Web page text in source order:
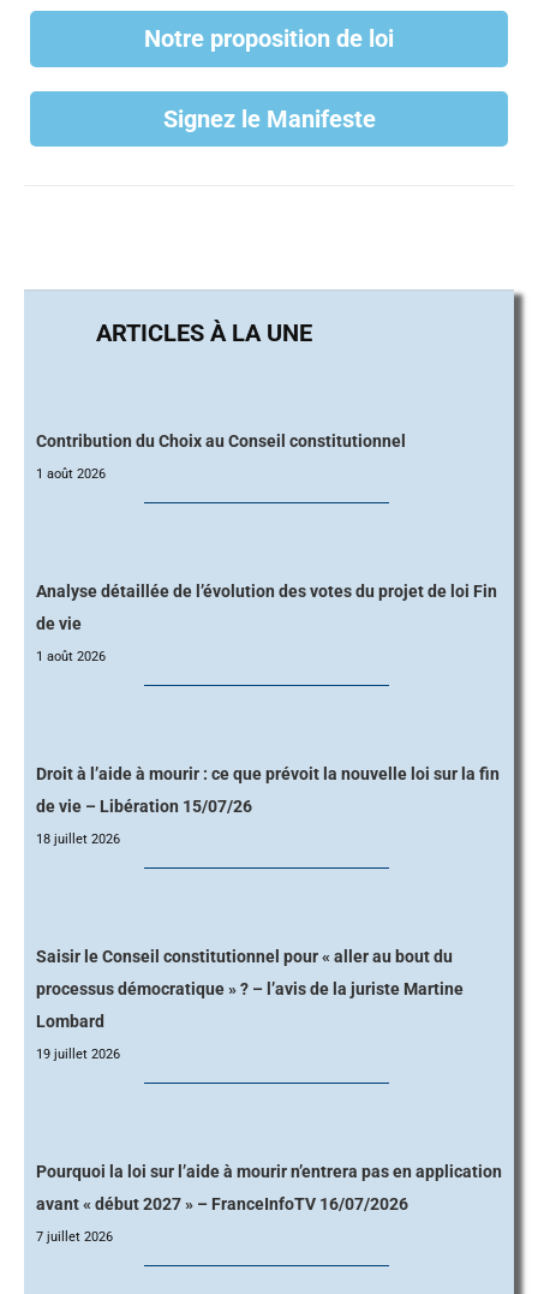
Notre proposition de loi
Signez le Manifeste
Contribution du Choix au Conseil constitutionnel
1 août 2026
Analyse détaillée de l’évolution des votes du projet de loi Fin
de vie
1 août 2026
Droit à l’aide à mourir : ce que prévoit la nouvelle loi sur la fin
de vie – Libération 15/07/26
18 juillet 2026
Saisir le Conseil constitutionnel pour « aller au bout du
processus démocratique » ? – l’avis de la juriste Martine
Lombard
19 juillet 2026
Pourquoi la loi sur l’aide à mourir n’entrera pas en application
avant « début 2027 » – FranceInfoTV 16/07/2026
7 juillet 2026